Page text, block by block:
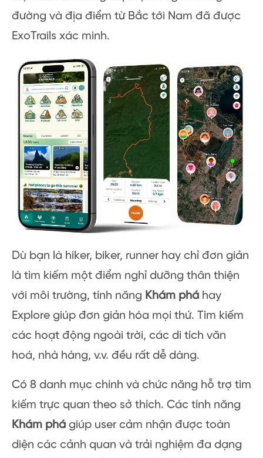
đường và địa điểm từ Bắc tới Nam đã được
ExoTrails xác minh.
Dù bạn là hiker, biker, runner hay chỉ đơn giản
là tìm kiếm một điểm nghỉ dưỡng thân thiện
với môi trường, tính năng Khám phá hay
Explore giúp đơn giản hóa mọi thứ. Tìm kiếm
các hoạt động ngoài trời, các di tích văn
hoá, nhà hàng, v.v. đều rất dễ dàng.
Có 8 danh mục chính và chức năng hỗ trợ tìm
kiếm trực quan theo sở thích. Các tính năng
Khám phá giúp user cảm nhận được toàn
diện các cảnh quan và trải nghiệm đa dạng